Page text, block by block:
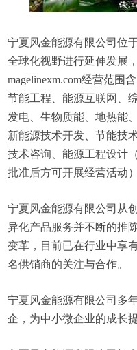
宁夏风金能源有限公司位
全球化视野进行延伸发展
magelinexm.com经营范围
节能工程、能源互联网、
发电、生物质能、地热能
新能源技术开发、节能技
技术咨询、能源工程设计
批准后方可开展经营活动）
宁夏风金能源有限公司从
异化产品服务并不断的推
变革，目前已在行业中享
名供销商的关注与合作。
宁夏风金能源有限公司多
企，为中小微企业的成长